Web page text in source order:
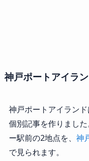
神戸ポートアイラ
神戸ポートアイラン
個別記事を作りまし
ー駅前の2地点を、 神
で見られます。